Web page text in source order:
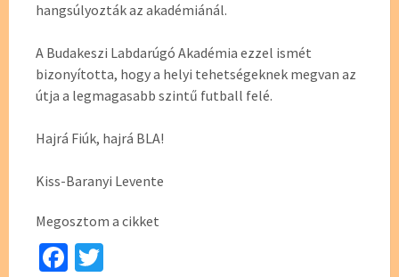
hangsúlyozták az akadémiánál.
A Budakeszi Labdarúgó Akadémia ezzel ismét
bizonyította, hogy a helyi tehetségeknek megvan az
útja a legmagasabb szintű futball felé.
Hajrá Fiúk, hajrá BLA!
Kiss-Baranyi Levente
Megosztom a cikket
Fa